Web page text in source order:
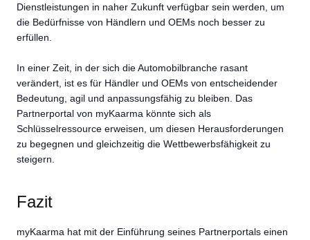
Dienstleistungen in naher Zukunft verfügbar sein werden, um
die Bedürfnisse von Händlern und OEMs noch besser zu
erfüllen.
In einer Zeit, in der sich die Automobilbranche rasant
verändert, ist es für Händler und OEMs von entscheidender
Bedeutung, agil und anpassungsfähig zu bleiben. Das
Partnerportal von myKaarma könnte sich als
Schlüsselressource erweisen, um diesen Herausforderungen
zu begegnen und gleichzeitig die Wettbewerbsfähigkeit zu
steigern.
Fazit
myKaarma hat mit der Einführung seines Partnerportals einen